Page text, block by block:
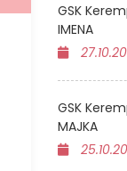
GSK
IMENA
GSK
MAJKA